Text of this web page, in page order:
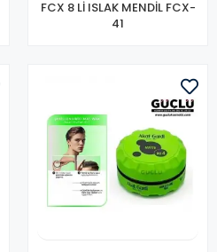
FCX 8 Lİ ISLAK MENDİL FCX-
41